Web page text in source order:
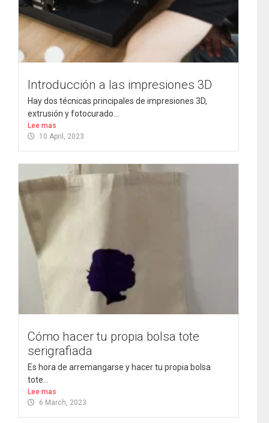
Introducción a las impresiones 3D
Hay dos técnicas principales de impresiones 3D,
extrusión y fotocurado...
Lee mas
10 April, 2023
Cómo hacer tu propia bolsa tote
serigrafiada
Es hora de arremangarse y hacer tu propia bolsa
tote...
Lee mas
6 March, 2023